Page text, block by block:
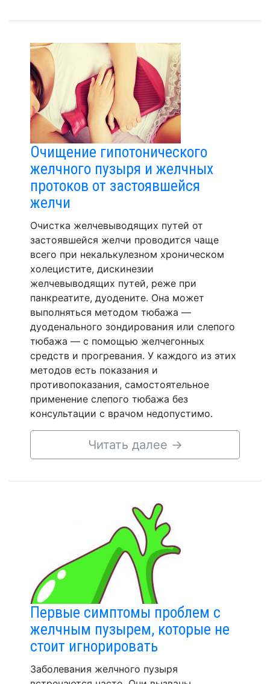
Очищение гипотонического
желчного пузыря и желчных
протоков от застоявшейся
желчи
Очистка желчевыводящих путей от
застоявшейся желчи проводится чаще
всего при некалькулезном хроническом
холецистите, дискинезии
желчевыводящих путей, реже при
панкреатите, дуодените. Она может
выполняться методом тюбажа —
дуоденального зондирования или слепого
тюбажа — с помощью желчегонных
средств и прогревания. У каждого из этих
методов есть показания и
противопоказания, самостоятельное
применение слепого тюбажа без
консультации с врачом недопустимо.
Читать далее →
Первые симптомы проблем с
желчным пузырем, которые не
стоит игнорировать
Заболевания желчного пузыря